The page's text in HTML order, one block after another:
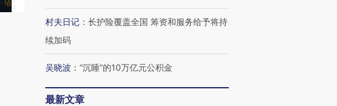
村夫日记 ： 长护险覆盖全国 筹资和服务给予将持
续加码
吴晓波 ： “沉睡”的10万亿元公积金
最新文章